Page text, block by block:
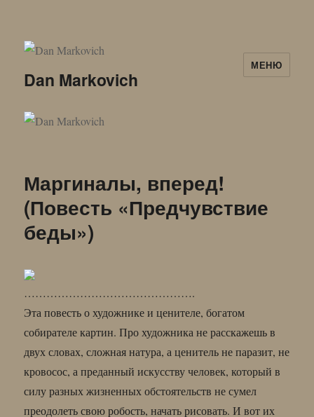
Dan Markovich
МЕНЮ
Маргиналы, вперед!
(Повесть «Предчувствие
беды»)
……………………………………….
Эта повесть о художнике и ценителе, богатом
собирателе картин. Про художника не расскажешь в
двух словах, сложная натура, а ценитель не паразит, не
кровосос, а преданный искусству человек, который в
силу разных жизненных обстоятельств не сумел
преодолеть свою робость, начать рисовать. И вот их